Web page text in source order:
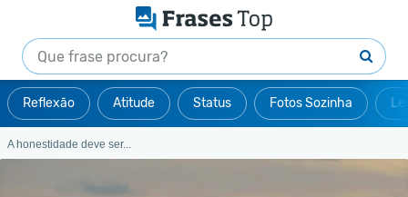
Reflexão Atitude Status Fotos Sozinha
A honestidade deve ser...